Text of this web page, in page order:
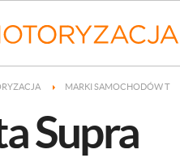
MARKI SAMOCHODÓW T
Supra